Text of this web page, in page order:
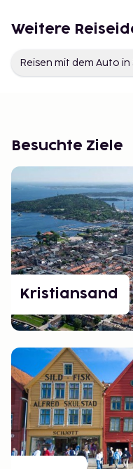
Weitere
Reisen mit dem Auto
Besuchte Ziele
Kristiansand